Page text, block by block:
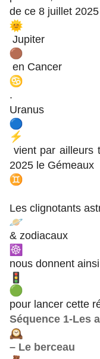
de ce 8 juillet
Jupiter
en Cancer
.
Uranus
vient par ailleurs
2025 le Gémeaux
Les clignotants
& zodiacaux
nous donnent
pour lancer cette
Séquence 1-Les
– Le berceau